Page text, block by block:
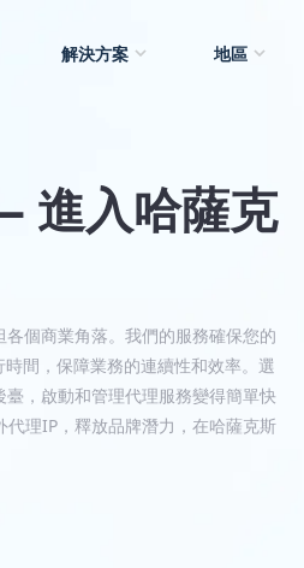
解決方案 地區
進入哈薩克
個商業角落。我們的服務確保您的
間，保障業務的連續性和效率。選
，啟動和管理代理服務變得簡單快
理IP，釋放品牌潛力，在哈薩克斯